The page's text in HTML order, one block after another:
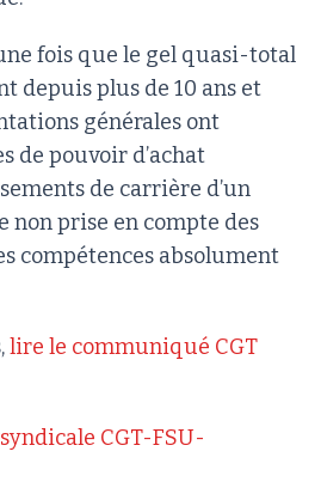
fois que le gel quasi-total
depuis plus de 10 ans et
générales ont
de pouvoir d’achat
de carrière d’un
non prise en compte des
compétences absolument
lire le communiqué CGT
CGT-FSU-